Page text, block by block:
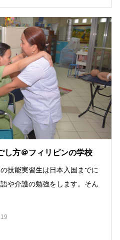
し方＠フィリピンの学校
技能実習生は日本入国までに
や介護の勉強をします。そん